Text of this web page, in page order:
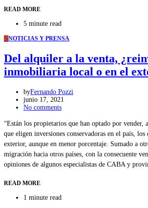
READ MORE
5 minute read
NNOTICIAS Y PRENSA
Del alquiler a la venta,
inmobiliaria local o en el
byFernando Pozzi
junio 17, 2021
No comments
“Están los propietarios que han optado por vender,
que eligen inversiones conservadoras en el país,
exterior, aunque en menor porcentaje. Sumado a
migración hacia otros países, con la consecuente
opiniones de algunos especialistas de CABA y
READ MORE
1 minute read